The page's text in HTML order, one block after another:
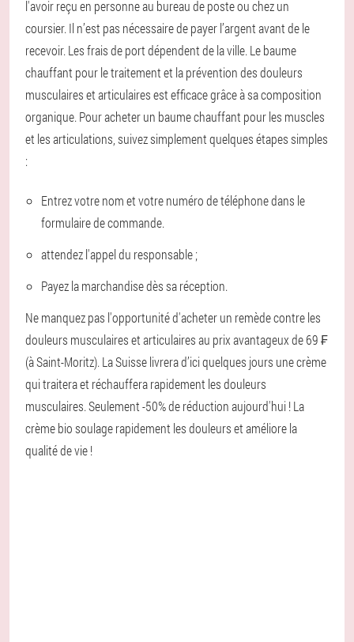
l'avoir reçu en personne au bureau de poste ou chez un
coursier. Il n’est pas nécessaire de payer l’argent avant de le
recevoir. Les frais de port dépendent de la ville. Le baume
chauffant pour le traitement et la prévention des douleurs
musculaires et articulaires est efficace grâce à sa composition
organique. Pour acheter un baume chauffant pour les muscles
et les articulations, suivez simplement quelques étapes simples
:
Entrez votre nom et votre numéro de téléphone dans le
formulaire de commande.
attendez l'appel du responsable ;
Payez la marchandise dès sa réception.
Ne manquez pas l'opportunité d'acheter un remède contre les
douleurs musculaires et articulaires au prix avantageux de 69 ₣
(à Saint-Moritz). La Suisse livrera d’ici quelques jours une crème
qui traitera et réchauffera rapidement les douleurs
musculaires. Seulement -50% de réduction aujourd'hui ! La
crème bio soulage rapidement les douleurs et améliore la
qualité de vie !